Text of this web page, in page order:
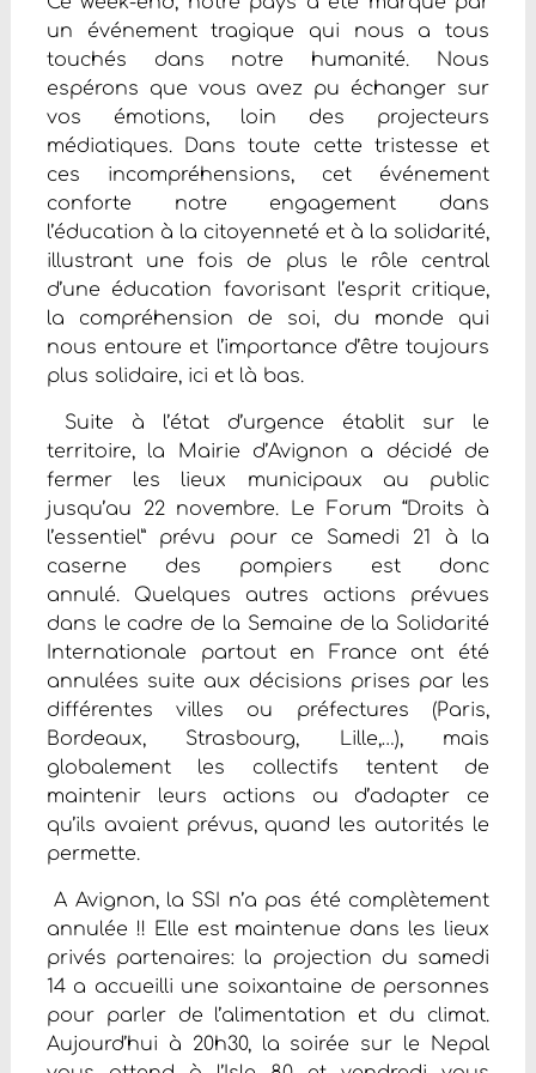
un événement tragique qui nous a tous
touchés dans notre humanité. Nous
espérons que vous avez pu échanger sur
vos émotions, loin des projecteurs
médiatiques. Dans toute cette tristesse et
ces incompréhensions, cet événement
conforte notre engagement dans
l’éducation à la citoyenneté et à la solidarité,
illustrant une fois de plus le rôle central
d’une éducation favorisant l’esprit critique,
la compréhension de soi, du monde qui
nous entoure et l’importance d’être toujours
plus solidaire, ici et là bas.
Suite à l’état d’urgence établit sur le
territoire, la Mairie d’Avignon a décidé de
fermer les lieux municipaux au public
jusqu’au 22 novembre. Le Forum “Droits à
l’essentiel” prévu pour ce Samedi 21 à la
caserne des pompiers est donc
annulé. Quelques autres actions prévues
dans le cadre de la Semaine de la Solidarité
Internationale partout en France ont été
annulées suite aux décisions prises par les
différentes villes ou préfectures (Paris,
Bordeaux, Strasbourg, Lille,…), mais
globalement les collectifs tentent de
maintenir leurs actions ou d’adapter ce
qu’ils avaient prévus, quand les autorités le
permette.
A Avignon, la SSI n’a pas été complètement
annulée !! Elle est maintenue dans les lieux
privés partenaires: la projection du samedi
14 a accueilli une soixantaine de personnes
pour parler de l’alimentation et du climat.
Aujourd’hui à 20h30, la soirée sur le Nepal